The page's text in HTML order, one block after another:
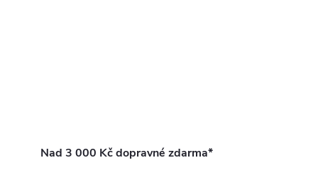
Nad 3 000 Kč dopravné zdarma*